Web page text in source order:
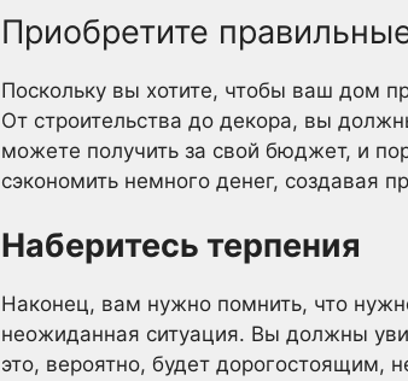
Приобретите
Поскольку вы хотите, чтобы ваш дом
От строительства до декора, вы
можете получить за свой бюджет, и
сэкономить немного денег, создавая
Наберитесь терпения
Наконец, вам нужно помнить, что
неожиданная ситуация. Вы должны
это, вероятно, будет дорогостоящим,